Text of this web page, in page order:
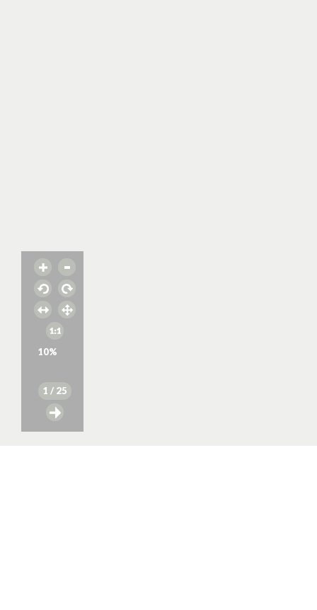
10%
1 / 25